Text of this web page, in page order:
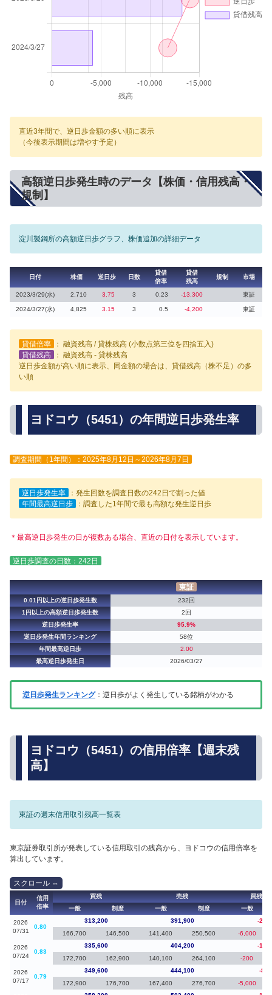
直近3年間で、逆日歩金額の多い順に表示
（今後表示期間は増やす予定）
高額逆日歩発生時のデータ【株価・信用残高・
規制】
淀川製鋼所の高額逆日歩グラフ、株価追加の詳細データ
日付 株価 逆日歩 日数
貸借
倍率
貸借
残高
規制 市場
2023/3/29(水) 2,710 3.75 3 0.23 -13,300 東証
2024/3/27(水) 4,825 3.15 3 0.5 -4,200 東証
貸借倍率
： 融資残高 / 貸株残高 (小数点第三位を四捨五入)
貸借残高
： 融資残高 - 貸株残高
逆日歩金額が高い順に表示、同金額の場合は、貸借残高（株不足）の多
い順
ヨドコウ（5451）の年間逆日歩発生率
調査期間（1年間）：2025年8月12日～2026年8月7日
逆日歩発生率
：発生回数を調査日数の242日で割った値
年間最高逆日歩
：調査した1年間で最も高額な発生逆日歩
＊最高逆日歩発生の日が複数ある場合、直近の日付を表示しています。
逆日歩調査の日数：242日
東証
0.01円以上の逆日歩発生数
232回
1円以上の高額逆日歩発生数
2回
逆日歩発生率
95.9%
逆日歩発生年間ランキング
58位
年間最高逆日歩
2.00
最高逆日歩発生日
2026/03/27
逆日歩発生ランキング：逆日歩がよく発生している銘柄がわかる
ヨドコウ（5451）の信用倍率【週末残
高】
東証の週末信用取引残高一覧表
東京証券取引所が発表している信用取引の残高から、ヨドコウの信用倍率を
算出しています。
日付
信用
倍率
買残 売残
買残（
一般
制度 一般 制度 一般
2026
07/31
0.80
313,200 391,900
-
166,700
146,500 141,400 250,500 -6,000
2026
07/24
0.83
335,600 404,200
-
172,700
162,900 140,100 264,100 -200
2026
07/17
0.79
349,600 444,100
-
172,900
176,700 167,400 276,700 -5,000